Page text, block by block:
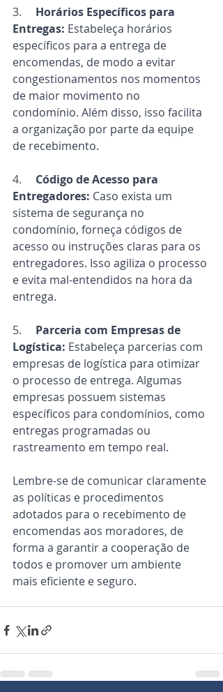
3. Horários Específicos para
Entregas: Estabeleça horários
específicos para a entrega de
encomendas, de modo a evitar
congestionamentos nos momentos
de maior movimento no
condomínio. Além disso, isso facilita
a organização por parte da equipe
de recebimento.
4. Código de Acesso para
Entregadores: Caso exista um
sistema de segurança no
condomínio, forneça códigos de
acesso ou instruções claras para os
entregadores. Isso agiliza o processo
e evita mal-entendidos na hora da
entrega.
5. Parceria com Empresas de
Logística: Estabeleça parcerias com
empresas de logística para otimizar
o processo de entrega. Algumas
empresas possuem sistemas
específicos para condomínios, como
entregas programadas ou
rastreamento em tempo real.
Lembre-se de comunicar claramente
as políticas e procedimentos
adotados para o recebimento de
encomendas aos moradores, de
forma a garantir a cooperação de
todos e promover um ambiente
mais eficiente e seguro.